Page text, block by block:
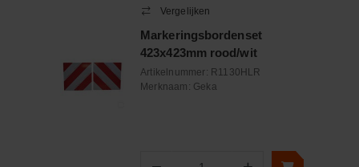
Vergelijken
Markeringsbordenset
423x423mm rood/wit
Artikelnummer: R1130HLR
Merknaam: Geka